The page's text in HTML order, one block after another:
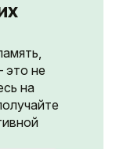
это не
на